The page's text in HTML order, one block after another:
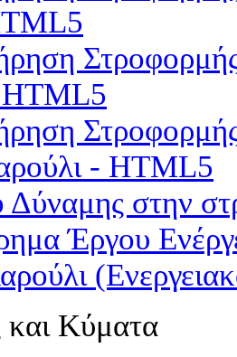
HTML5
- HTML5
Δύναμης στην
Έργου
και Κύματα